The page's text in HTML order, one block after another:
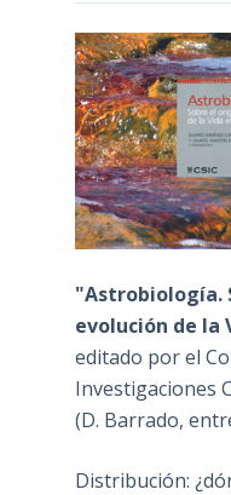
"Astrobiología.
evolución de la
editado por el
Investigaciones
(D. Barrado,
Distribución: